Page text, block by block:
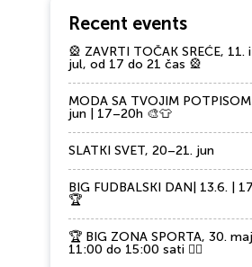
Recent events
🎡 ZAVRTI TOČAK SREĆE, 11.
jul, od 17 do 21 čas 🎡
MODA SA TVOJIM
jun | 17–20h 🎨👕
SLATKI SVET, 20–21. jun
BIG FUDBALSKI DAN| 13.6. |
🏆
🏆 BIG ZONA SPORTA, 30.
11:00 do 15:00 sati 🏃‍♂️